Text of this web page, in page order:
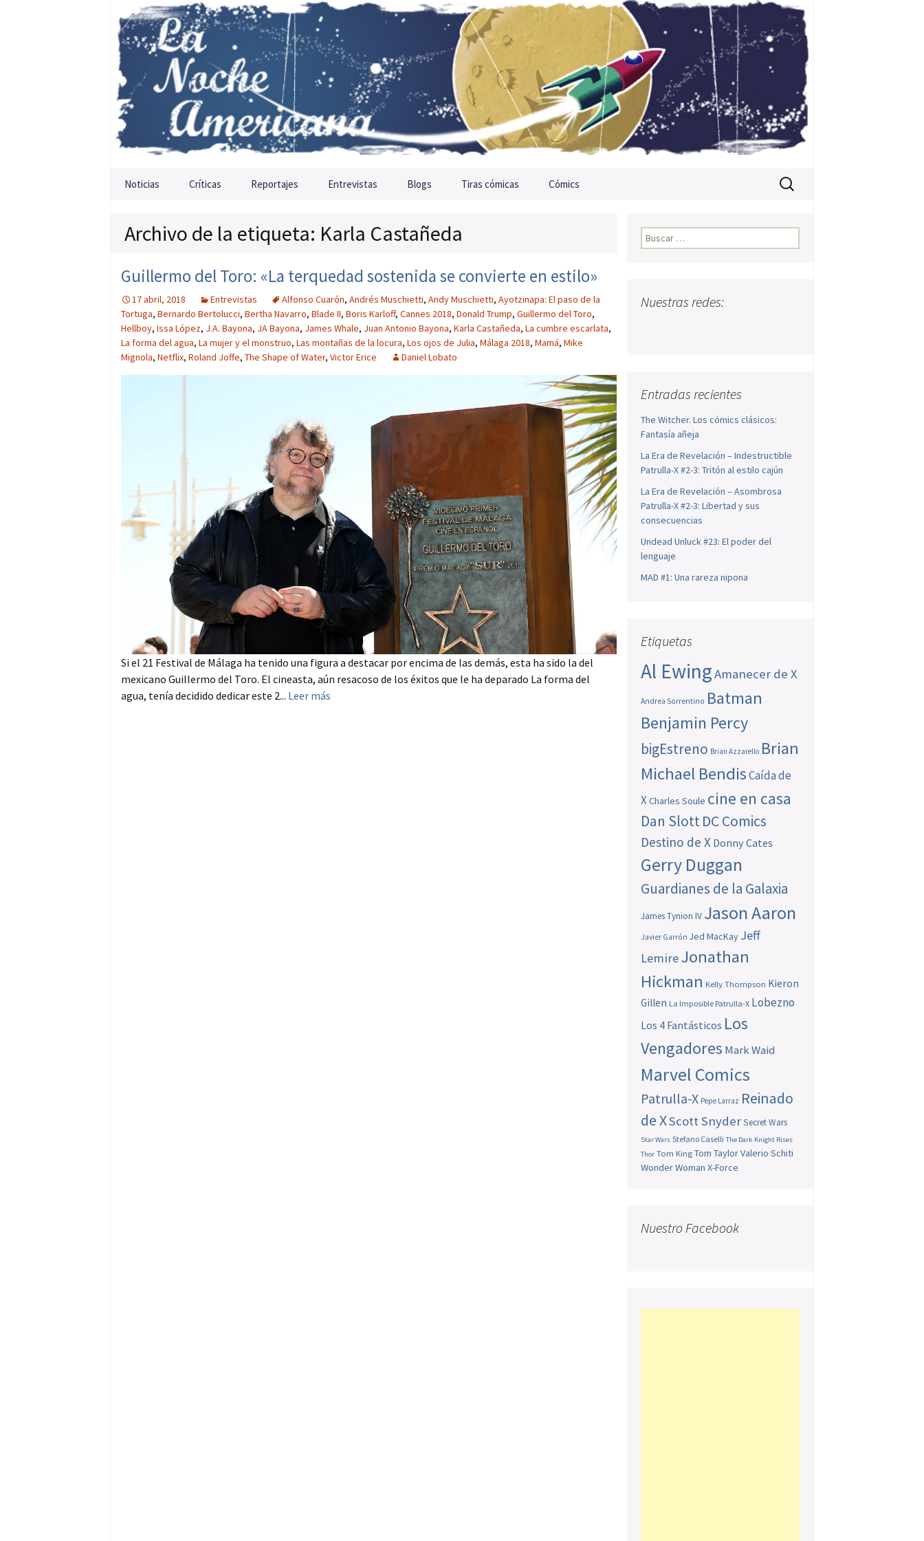
Saltar al contenido
Noticias Críticas Reportajes Entrevistas Blogs Tiras cómicas Cómics Buscar:
Archivo de la etiqueta: Karla Castañeda
Guillermo del Toro: «La terquedad sostenida se convierte en estilo»
17 abril, 2018 Entrevistas Alfonso Cuarón, Andrés Muschietti, Andy Muschietti, Ayotzinapa: El paso de la
Tortuga, Bernardo Bertolucci, Bertha Navarro, Blade II, Boris Karloff, Cannes 2018, Donald Trump, Guillermo del Toro,
Hellboy, Issa López, J.A. Bayona, JA Bayona, James Whale, Juan Antonio Bayona, Karla Castañeda, La cumbre escarlata,
La forma del agua, La mujer y el monstruo, Las montañas de la locura, Los ojos de Julia, Málaga 2018, Mamá, Mike
Mignola, Netflix, Roland Joffe, The Shape of Water, Victor Erice Daniel Lobato
Si el 21 Festival de Málaga ha tenido una figura a destacar por encima de las demás, esta ha sido la del
mexicano Guillermo del Toro. El cineasta, aún resacoso de los éxitos que le ha deparado La forma del
agua, tenía decidido dedicar este 2... Leer más
Buscar:
Nuestras redes:
Entradas recientes
The Witcher. Los cómics clásicos:
Fantasía añeja
La Era de Revelación – Indestructible
Patrulla-X #2-3: Tritón al estilo cajún
La Era de Revelación – Asombrosa
Patrulla-X #2-3: Libertad y sus
consecuencias
Undead Unluck #23: El poder del
lenguaje
MAD #1: Una rareza nipona
Etiquetas
Al EwingAmanecer de X
Andrea Sorrentino Batman
Benjamin Percy
bigEstreno Brian Azzarello Brian
Michael BendisCaída de
XCharles Soule cine en casa
Dan SlottDC Comics
Destino de X Donny Cates
Gerry Duggan
Guardianes de la Galaxia
James Tynion IV Jason Aaron
Javier Garrón Jed MacKay Jeff
LemireJonathan
Hickman Kelly Thompson Kieron
Gillen La Imposible Patrulla-X Lobezno
Los 4 Fantásticos Los
Vengadores Mark Waid
Marvel Comics
Patrulla-X Pepe Larraz Reinado
de XScott SnyderSecret Wars
Star Wars Stefano Caselli The Dark Knight Rises
Thor Tom King Tom TaylorValerio Schiti
Wonder Woman X-Force
Nuestro Facebook